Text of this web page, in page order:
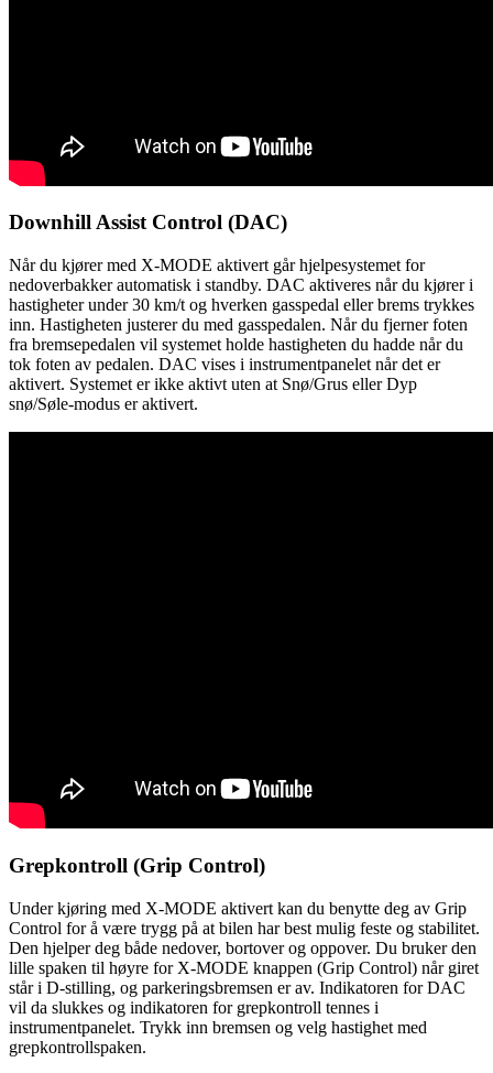
Downhill Assist Control (DAC)
Når du kjører med X-MODE aktivert går hjelpesystemet for
nedoverbakker automatisk i standby. DAC aktiveres når du kjører i
hastigheter under 30 km/t og hverken gasspedal eller brems trykkes
inn. Hastigheten justerer du med gasspedalen. Når du fjerner foten
fra bremsepedalen vil systemet holde hastigheten du hadde når du
tok foten av pedalen. DAC vises i instrumentpanelet når det er
aktivert. Systemet er ikke aktivt uten at Snø/Grus eller Dyp
snø/Søle-modus er aktivert.
Grepkontroll (Grip Control)
Under kjøring med X-MODE aktivert kan du benytte deg av Grip
Control for å være trygg på at bilen har best mulig feste og stabilitet.
Den hjelper deg både nedover, bortover og oppover. Du bruker den
lille spaken til høyre for X-MODE knappen (Grip Control) når giret
står i D-stilling, og parkeringsbremsen er av. Indikatoren for DAC
vil da slukkes og indikatoren for grepkontroll tennes i
instrumentpanelet. Trykk inn bremsen og velg hastighet med
grepkontrollspaken.